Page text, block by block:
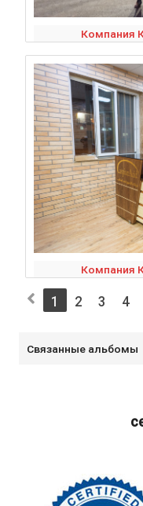
Компания
Компания
1 2 3 4
Связанные альбомы